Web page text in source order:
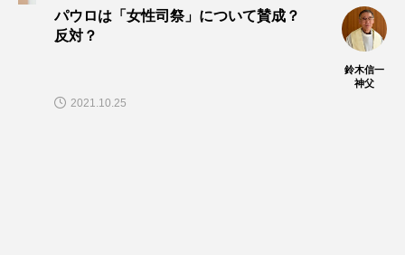
パウロは「女性司祭」について賛成？
反対？
鈴木信一
神父
2021.10.25